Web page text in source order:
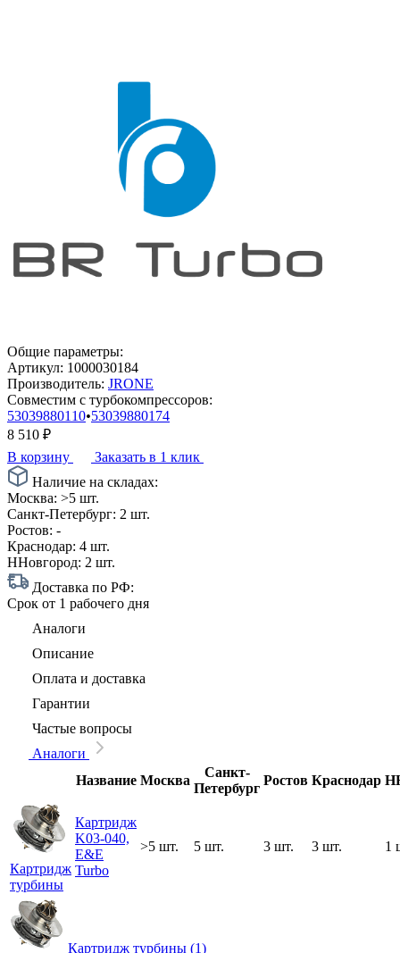
Общие параметры:
Артикул: 1000030184
Производитель: JRONE
Совместим с турбокомпрессоров:
53039880110•53039880174
8 510 ₽
В корзину
Заказать в 1 клик
Наличие на складах:
Москва: >5 шт.
Санкт-Петербург: 2 шт.
Ростов: -
Краснодар: 4 шт.
ННовгород: 2 шт.
Доставка по РФ:
Срок от 1 рабочего дня
Аналоги
Описание
Оплата и доставка
Гарантии
Частые вопросы
Аналоги
Название Москва
Санкт-
Петербург
Ростов Краснодар
Картридж
турбины
Картридж
K03-040,
E&E
Turbo
>5 шт. 5 шт. 3 шт. 3 шт. 1
Картридж турбины (1)